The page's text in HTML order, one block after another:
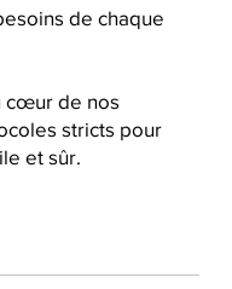
de chaque
cœur de nos
stricts pour
et sûr.